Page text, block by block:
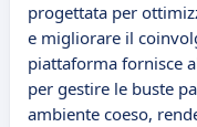
progettata per
e migliorare il
piattaforma fornisce
per gestire le buste
ambiente coeso,